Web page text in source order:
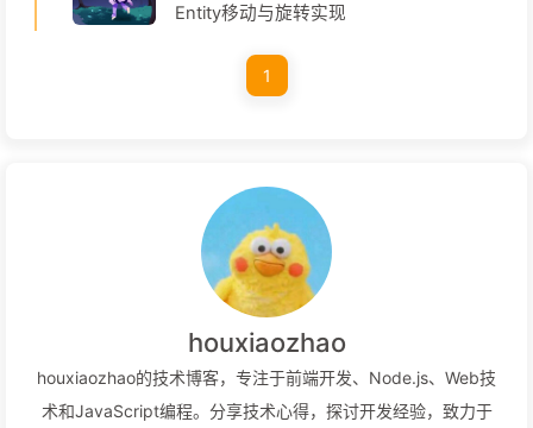
Entity移动与旋转实现
1
houxiaozhao
houxiaozhao的技术博客，专注于前端开发、Node.js、Web技
术和JavaScript编程。分享技术心得，探讨开发经验，致力于